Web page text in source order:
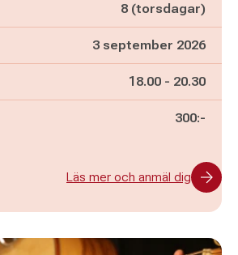
8 (torsdagar)
3 september 2026
Pågår mellan
18.00 - och
20.30
300:-
Läs mer och anmäl dig